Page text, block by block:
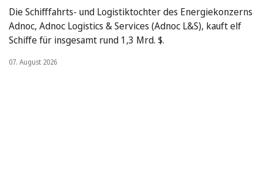
Die Schifffahrts- und Logistiktochter des Energiekonzerns
Adnoc, Adnoc Logistics & Services (Adnoc L&S), kauft elf
Schiffe für insgesamt rund 1,3 Mrd. $.
07. August 2026